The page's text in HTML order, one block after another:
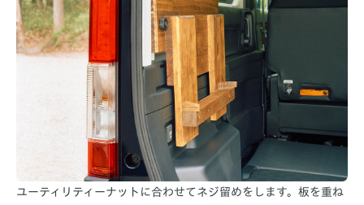
ユーティリティーナットに合わせてネジ留めをします。板を重ね